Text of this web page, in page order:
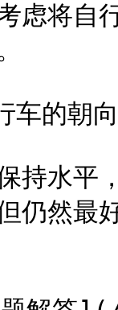
虑将自
车的朝向
持水平
仍然最